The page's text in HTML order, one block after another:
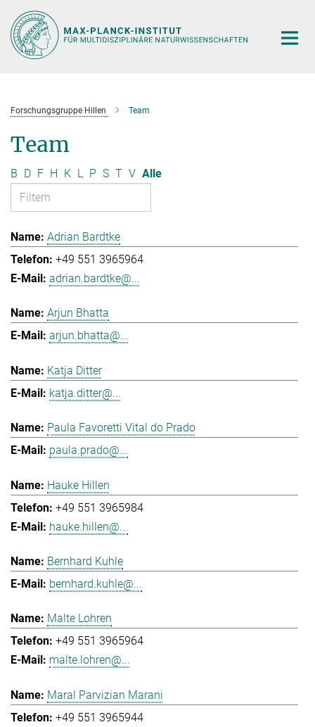
Hauptinhalt
Forschungsgruppe Hillen Team
Team
B D F H K L P S T V Alle
Adrian Bardtke
+49 551 3965964
adrian.bardtke@...
Arjun Bhatta
arjun.bhatta@...
Katja Ditter
katja.ditter@...
Paula Favoretti Vital do Prado
paula.prado@...
Hauke Hillen
+49 551 3965984
hauke.hillen@...
Bernhard Kuhle
bernhard.kuhle@...
Malte Lohren
+49 551 3965964
malte.lohren@...
Maral Parvizian Marani
+49 551 3965944